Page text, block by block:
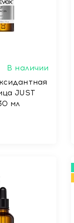
В наличии
JUST
мл